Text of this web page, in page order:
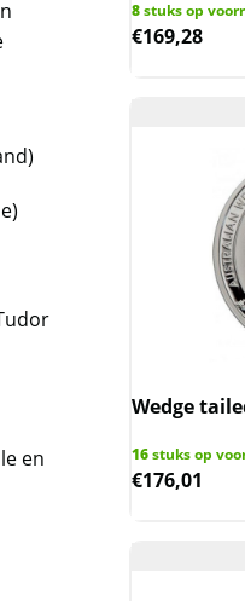
8stuks op
€169,28
Wedge
16stuks op
€176,01
en